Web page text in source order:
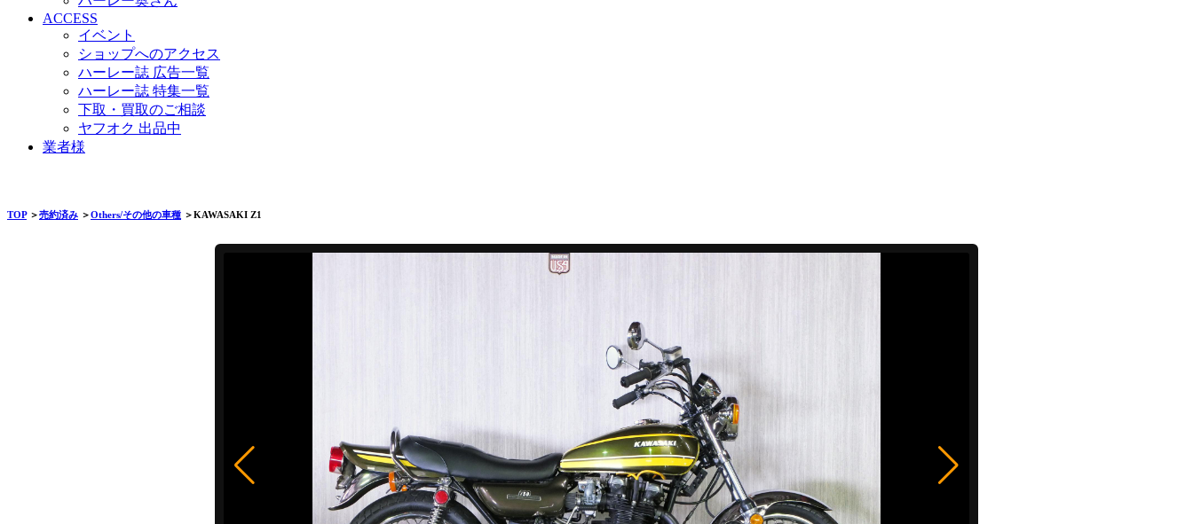
ACCESS
イベント
ショップへのアクセス
ハーレー誌 広告一覧
ハーレー誌 特集一覧
下取・買取のご相談
ヤフオク 出品中
業者様
TOP＞売約済み ＞Others/その他の車種 ＞KAWASAKI Z1